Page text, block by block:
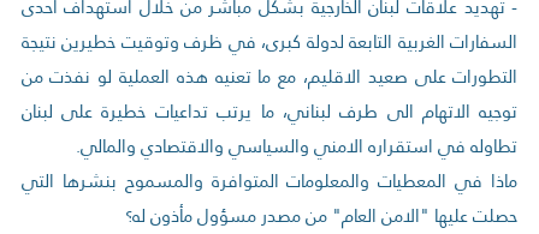
- تهديد علاقات لبنان الخارجية بشكل مباشر من خلال استهداف احدى
السفارات الغربية التابعة لدولة كبرى، في ظرف وتوقيت خطيرين نتيجة
التطورات على صعيد الاقليم، مع ما تعنيه هذه العملية لو نفذت من
توجيه الاتهام الى طرف لبناني، ما يرتب تداعيات خطيرة على لبنان
تطاوله في استقراره الامني والسياسي والاقتصادي والمالي.
ماذا في المعطيات والمعلومات المتوافرة والمسموح بنشرها التي
حصلت عليها "الامن العام" من مصدر مسؤول مأذون له؟